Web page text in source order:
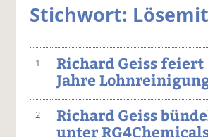
Stichwort:
1
Richard Geiss feiert
Jahre
2
Richard Geiss
unter